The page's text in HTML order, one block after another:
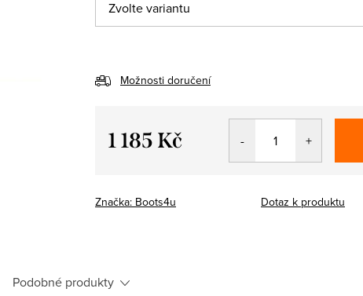
Možnosti doručení
1 185 Kč
Značka: Boots4u Dotaz k produktu
Podobné produkty